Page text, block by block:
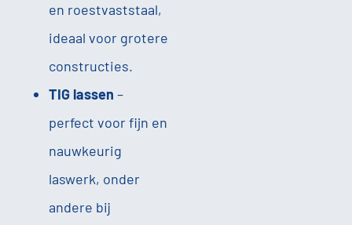
en roestvaststaal,
ideaal voor grotere
constructies.
TIG lassen –
perfect voor fijn en
nauwkeurig
laswerk, onder
andere bij